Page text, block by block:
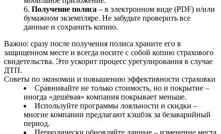
Получение полиса – в электронном виде (PDF) и/или
бумажном экземпляре. Не забудьте проверить все
данные и сохранить копию.
Важно: сразу после получения полиса храните его в
защищенном месте и всегда носите с собой копию страхового
свидетельства. Это ускорит процесс урегулирования в случае
ДТП.
Советы по экономии и повышению эффективности страховки
Сравнивайте не только стоимость, но и покрытие –
иногда «дешёвая» компания покрывает меньше.
Используйте программы лояльности и скидки –
многие компании предлагают кэшбэк за безаварийный
период.
Периодически обновляйте данные – изменение места